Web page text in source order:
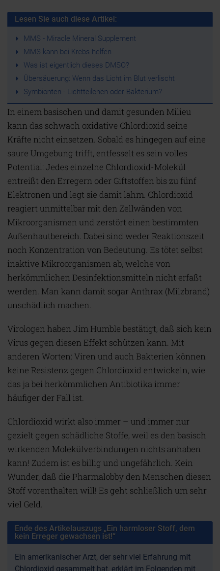
Lesen Sie auch diese Artikel:
MMS - Miracle Mineral Supplement
MMS kann bei Krebs helfen
Was ist eigentlich dieses DMSO?
Übersäuerung: Wenn das Licht im Blut verlischt
Symbionten - Lichtteilchen oder Bakterium?
In einem basischen und damit gesunden Milieu
kann das schwach oxidative Chlordioxid seine
Kräfte nicht einsetzen. Sobald es hingegen auf eine
saure Umgebung trifft, entfesselt es sein volles
Potential: Jedes einzelne Chlordioxid-Molekül
entreißt den Erregern oder Giftstoffen bis zu fünf
Elektronen und legt sie damit lahm. Chlordioxid
reagiert unmittelbar mit den Zellwänden von
Mikroorganismen und zerstört einen bestimmten
Außenhautbereich. Dabei sind weder Reaktionszeit
noch Konzentration von Bedeutung. Es tötet selbst
inaktive Mikroorganismen ab, welche von
herkömmlichen Desinfektionsmitteln nicht erfaßt
werden. Man kann damit sogar Anthrax (Milzbrand)
unschädlich machen.
Virologen haben Jim Humble bestätigt, daß sich kein
Virus gegen diesen Effekt schützen kann. Mit
anderen Worten: Viren und auch Bakterien können
keine Resistenz gegen Chlordioxid entwickeln, wie
das ja bei herkömmlichen Antibiotika immer
häufiger der Fall ist.
Chlordioxid wirkt also immer – und immer nur
gezielt gegen schädliche Stoffe, weil es den basisch
wirkenden Molekülverbindungen nichts anhaben
kann! Zudem ist es billig und ungefährlich. Kein
Wunder, daß die Pharmalobby den Menschen diesen
Stoff vorenthalten will! Es geht schließlich um sehr
viel Geld.
Ende des Artikelauszugs „Ein harmloser Stoff, dem
kein Erreger gewachsen ist!“
Ein amerikanischer Arzt, der sehr viel Erfahrung mit
Chlordioxid gesammelt hat, erklärt im Folgenden mit